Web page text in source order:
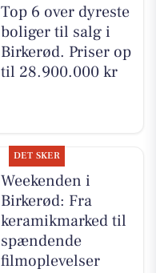
Top 6 over dyreste
boliger til salg i
Birkerød. Priser op
til 28.900.000 kr
DET SKER
Weekenden i
Birkerød: Fra
keramikmarked til
spændende
filmoplevelser